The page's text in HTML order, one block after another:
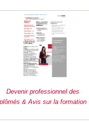
du travail,
réunions en
en ligne
questions et vous
votre projet de
Devenir professionnel des
& Avis sur la formation